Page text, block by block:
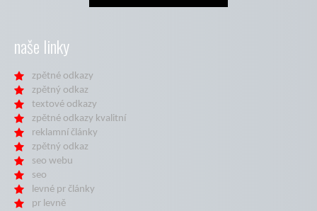
naše linky
zpětné odkazy
zpětný odkaz
textové odkazy
zpětné odkazy kvalitní
reklamní články
zpětný odkaz
seo webu
seo
levné pr články
pr levně